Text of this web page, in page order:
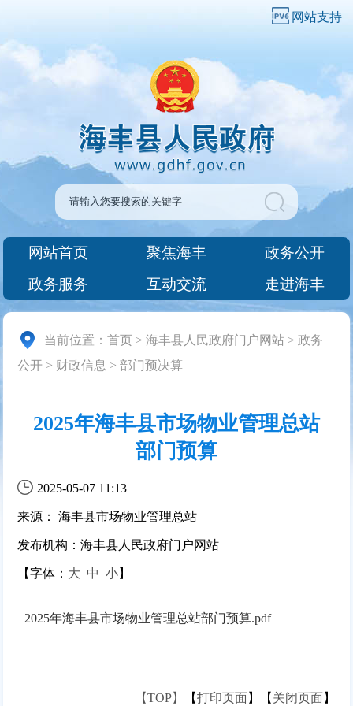
网站支持
网站首页 聚焦海丰
政务公开
政务服务
互动交流 走进海丰
当前位置：首页 >海丰县人民政府门户网站 >政务
公开 > 财政信息 >部门预决算
2025年海丰县市场物业管理总站
部门预算
2025-05-07 11:13
来源： 海丰县市场物业管理总站
发布机构：海丰县人民政府门户网站
【字体： 大 中 小】
2025年海丰县市场物业管理总站部门预算.pdf
【TOP】 【打印页面】【 关闭页面】